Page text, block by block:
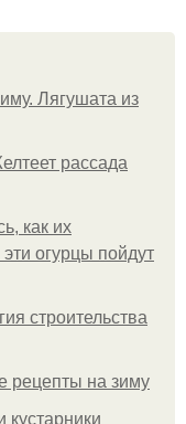
Лягушата из
рассада
как их
огурцы пойдут
строительства
рецепты на зиму
кустарники